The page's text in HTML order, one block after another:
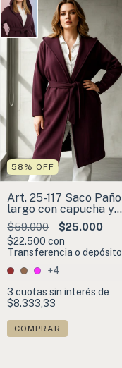
58 % OFF
Art. 25-117 Saco Paño
largo con capucha y
cinto
$59.000 $25.000
$22.500 con
Transferencia o depósito
+4
3 cuotas sin interés de
$8.333,33
COMPRAR